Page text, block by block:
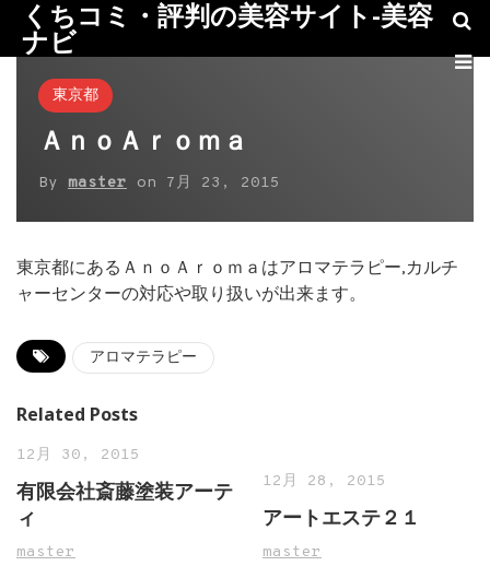
くちコミ・評判の美容サイト-美容
ナビ
東京都
ＡｎｏＡｒｏｍａ
By master on 7月 23, 2015
東京都にあるＡｎｏＡｒｏｍａはアロマテラピー,カルチ
ャーセンターの対応や取り扱いが出来ます。
アロマテラピー
Related Posts
12月 30, 2015
有限会社斎藤塗装アーテ
ィ
master
12月 28, 2015
アートエステ２１
master